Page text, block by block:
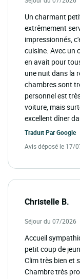
Un charmant
extrêmement
impressionnés,
cuisine. Avec un
en avait pour
une nuit dans la
chambres sont
personnel est
voiture, mais
excellent dîner
Traduit ParGoogle
Avis déposé le 17/
Christelle B.
Séjour du 07/2026
Accueil
petit coup de
Clim très bien et
Chambre très